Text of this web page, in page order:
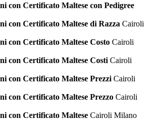
con Certificato Maltese con Pedigree
con Certificato Maltese di Razza Cairoli
con Certificato Maltese Costo Cairoli
con Certificato Maltese Costi Cairoli
con Certificato Maltese Prezzi Cairoli
con Certificato Maltese Prezzo Cairoli
con Certificato Maltese Cairoli Milano